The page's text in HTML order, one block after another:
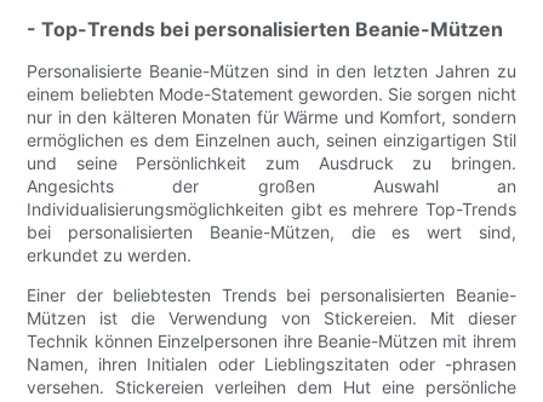
- Top-Trends bei personalisierten Beanie-Mützen
Personalisierte Beanie-Mützen sind in den letzten Jahren zu
einem beliebten Mode-Statement geworden. Sie sorgen nicht
nur in den kälteren Monaten für Wärme und Komfort, sondern
ermöglichen es dem Einzelnen auch, seinen einzigartigen Stil
und seine Persönlichkeit zum Ausdruck zu bringen.
Angesichts der großen Auswahl an
Individualisierungsmöglichkeiten gibt es mehrere Top-Trends
bei personalisierten Beanie-Mützen, die es wert sind,
erkundet zu werden.
Einer der beliebtesten Trends bei personalisierten Beanie-
Mützen ist die Verwendung von Stickereien. Mit dieser
Technik können Einzelpersonen ihre Beanie-Mützen mit ihrem
Namen, ihren Initialen oder Lieblingszitaten oder -phrasen
versehen. Stickereien verleihen dem Hut eine persönliche